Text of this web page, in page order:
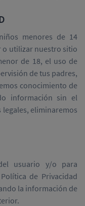
menores de 14
o utilizar nuestro sitio
de 18, el uso de
de tus padres,
conocimiento de
información sin el
eliminaremos
usuario y/o para
de Privacidad
la información de